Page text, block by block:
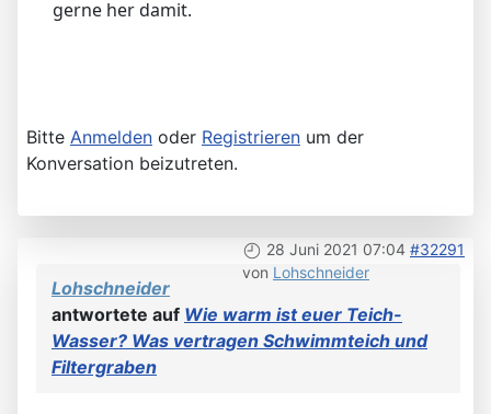
gerne her damit.
Bitte Anmelden oder Registrieren um der
Konversation beizutreten.
28 Juni 2021 07:04 #32291
von Lohschneider
Lohschneider
antwortete auf Wie warm ist euer Teich-
Wasser? Was vertragen Schwimmteich und
Filtergraben